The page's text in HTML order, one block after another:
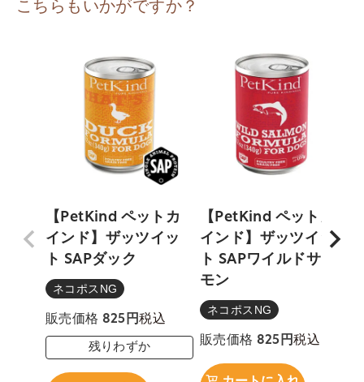
こちらもいかがですか？
【PetKind ペットカ
インド】ザッツイッ
ト SAPダック
ネコポスNG
販売価格 825 税込
残りわずか
【PetKind ペットカ
インド】ザッツイッ
ト SAPワイルドサー
モン
ネコポスNG
販売価格 825 税込